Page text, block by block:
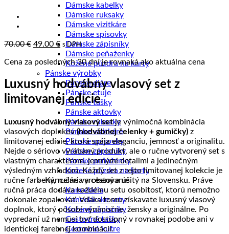
Dámske kabelky
Dámske ruksaky
Dámske vizitkáre
Dámske spisovky
Dámske zápisníky
Dámske peňaženky
Kožené púzdra na karty
Pánske výrobky
Pánske diáre
Pánske etuje
Pánske tašky
Pánske aktovky
Pánske ruksaky
Pánske vizitkáre
Pánske spisovky
Pánske zápisníky
Pánske peňaženky
Kožené púzdra na karty
Kancelária a cestovanie
Kancelária
Kancelárske sety
Kožené zápisníky
Cestovné tašky
Cestovné kufre
70.00€ Pôvodná
bola:
70.00 €.
49.00 €Aktuálna
cena
je:
49.00 €.
s DPH
Cena za posledných 30 dní je rovnaká ako aktuálna cena
Luxusný hodvábny vlasový set z
limitovanej edície
Luxusný hodvábny vlasový setje výnimočná kombinácia
vlasových doplnkov(hodvábnej čelenky + gumičky) z
limitovanej edície, ktorá spája eleganciu, jemnosť a originalitu.
Nejde o sériovo vyrábaný produkt, ale o ručne vytvorený set s
vlastným charakterom, jemnými detailmi a jedinečným
výsledným vzhľadom. Každý set z tejto limitovanej kolekcie je
ručne farbený, ručne vyrobený a ušitý na Slovensku. Práve
ručná práca dodáva každému setu osobitosť, ktorú nemožno
dokonale zopakovať. Vďaka tomu získavate luxusný vlasový
doplnok, ktorý pôsobí výnimočne, žensky a originálne. Po
vypredaní už nemusí byť dostupný v rovnakej podobe ani v
identickej farebnej kombinácii.